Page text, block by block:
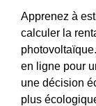
Apprenez à
calculer la
en ligne pour
une décision
plus